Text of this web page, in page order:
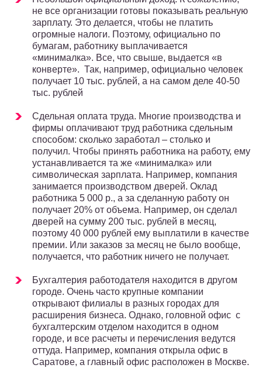
не все организации готовы показывать реальную
зарплату. Это делается, чтобы не платить
огромные налоги. Поэтому, официально по
бумагам, работнику выплачивается
«минималка». Все, что свыше, выдается «в
конверте». Так, например, официально человек
получает 10 тыс. рублей, а на самом деле 40-50
тыс. рублей
Сдельная оплата труда. Многие производства и
фирмы оплачивают труд работника сдельным
способом: сколько заработал – столько и
получил. Чтобы принять работника на работу, ему
устанавливается та же «минималка» или
символическая зарплата. Например, компания
занимается производством дверей. Оклад
работника 5 000 р., а за сделанную работу он
получает 20% от объема. Например, он сделал
дверей на сумму 200 тыс. рублей в месяц,
поэтому 40 000 рублей ему выплатили в качестве
премии. Или заказов за месяц не было вообще,
получается, что работник ничего не получает.
Бухгалтерия работодателя находится в другом
городе. Очень часто крупные компании
открывают филиалы в разных городах для
расширения бизнеса. Однако, головной офис с
бухгалтерским отделом находится в одном
городе, и все расчеты и перечисления ведутся
оттуда. Например, компания открыла офис в
Саратове, а главный офис расположен в Москве.